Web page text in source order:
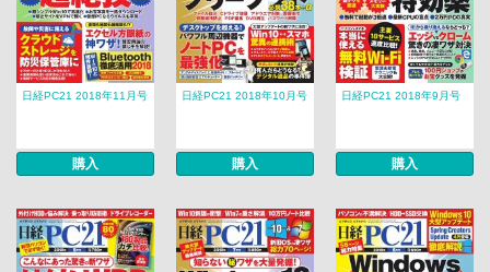
日経PC21 2018年11月号
購入
日経PC21 2018年10月号
購入
日経PC21 2018年9月号
購入